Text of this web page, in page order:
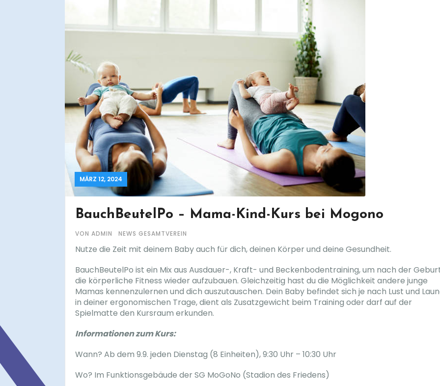
MÄRZ 12, 2024
BauchBeutelPo – Mama-Kind-Kurs bei Mogono
VON ADMIN NEWS GESAMTVEREIN
Nutze die Zeit mit deinem Baby auch für dich, deinen Körper und deine Gesundheit.
BauchBeutelPo ist ein Mix aus Ausdauer-, Kraft- und Beckenbodentraining, um nach der
die körperliche Fitness wieder aufzubauen. Gleichzeitig hast du die Möglichkeit andere junge
Mamas kennenzulernen und dich auszutauschen. Dein Baby befindet sich je nach Lust und
in deiner ergonomischen Trage, dient als Zusatzgewicht beim Training oder darf auf der
Spielmatte den Kursraum erkunden.
Informationen zum Kurs:
Wann? Ab dem 9.9. jeden Dienstag (8 Einheiten), 9:30 Uhr – 10:30 Uhr
Wo? Im Funktionsgebäude der SG MoGoNo (Stadion des Friedens)